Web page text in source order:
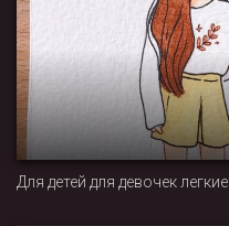
Для детей для девочек легкие